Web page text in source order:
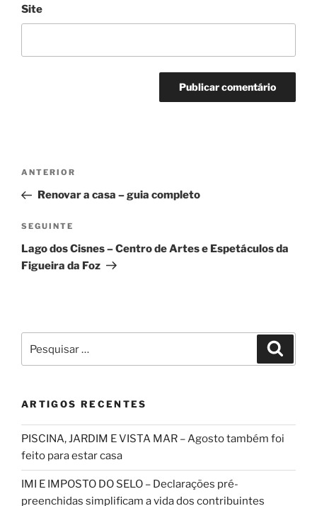
Site
Navegação
artigos
Conteúdo
anterior
ANTERIOR
Renovar a casa – guia completo
Conteúdo
seguinte
SEGUINTE
Lago dos Cisnes – Centro de Artes e Espetáculos da
Figueira da Foz
por:
ARTIGOS RECENTES
PISCINA, JARDIM E VISTA MAR – Agosto também foi
feito para estar casa
IMI E IMPOSTO DO SELO – Declarações pré-
preenchidas simplificam a vida dos contribuintes